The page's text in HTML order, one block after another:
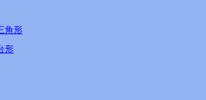
角形
形